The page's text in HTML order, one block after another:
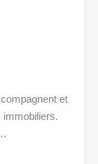
et
immobiliers.